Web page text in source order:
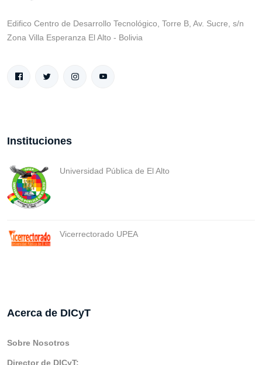
Edifico Centro de Desarrollo Tecnológico, Torre B, Av. Sucre, s/n
Zona Villa Esperanza El Alto - Bolivia
Instituciones
Universidad Pública de El Alto
Vicerrectorado UPEA
Acerca de DICyT
Sobre Nosotros
Director de DICyT: